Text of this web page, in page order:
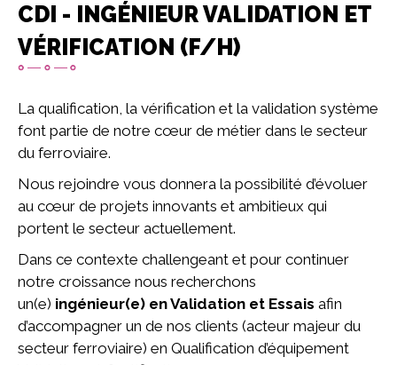
CDI - INGÉNIEUR VALIDATION ET
VÉRIFICATION (F/H)
La qualification, la vérification et la validation système
font partie de notre cœur de métier dans le secteur
du ferroviaire.
Nous rejoindre vous donnera la possibilité d’évoluer
au cœur de projets innovants et ambitieux qui
portent le secteur actuellement.
Dans ce contexte challengeant et pour continuer
notre croissance nous recherchons
un(e) ingénieur(e) en Validation et Essais afin
d’accompagner un de nos clients (acteur majeur du
secteur ferroviaire) en Qualification d’équipement